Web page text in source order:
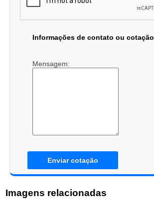
Informações de contato ou cotação
Mensagem:
Enviar cotação
Imagens relacionadas